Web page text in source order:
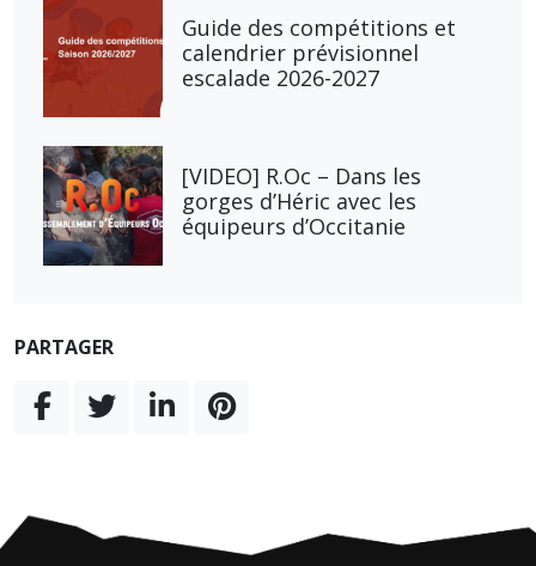
Guide des compétitions et
calendrier prévisionnel
escalade 2026-2027
[VIDEO] R.Oc – Dans les
gorges d’Héric avec les
équipeurs d’Occitanie
PARTAGER